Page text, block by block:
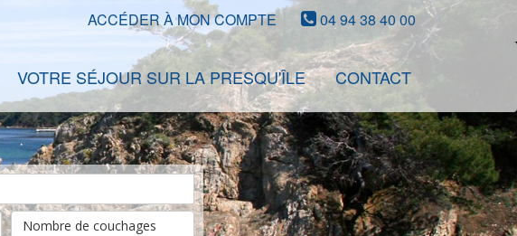
ACCÉDER À MON COMPTE 04 94 38 40 00
VOTRE SÉJOUR SUR LA PRESQU'ÎLE CONTACT